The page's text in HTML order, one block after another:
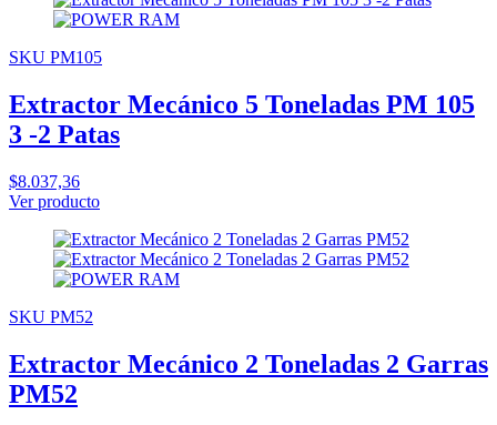
SKU PM105
Extractor Mecánico 5 Toneladas PM 105
3 -2 Patas
$8.037,36
Ver producto
SKU PM52
Extractor Mecánico 2 Toneladas 2 Garras
PM52